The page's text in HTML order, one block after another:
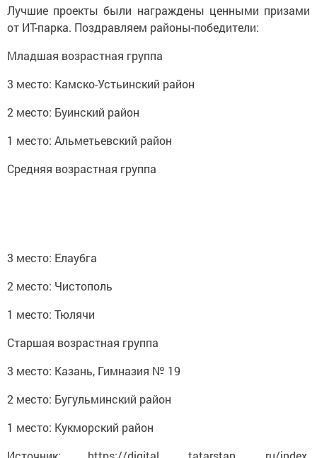
Лучшие проекты были награждены ценными призами
от ИТ-парка. Поздравляем районы-победители:
Младшая возрастная группа
3 место: Камско-Устьинский район
2 место: Буинский район
1 место: Альметьевский район
Средняя возрастная группа
3 место: Елаубга
2 место: Чистополь
1 место: Тюлячи
Старшая возрастная группа
3 место: Казань, Гимназия № 19
2 место: Бугульминский район
1 место: Кукморский район